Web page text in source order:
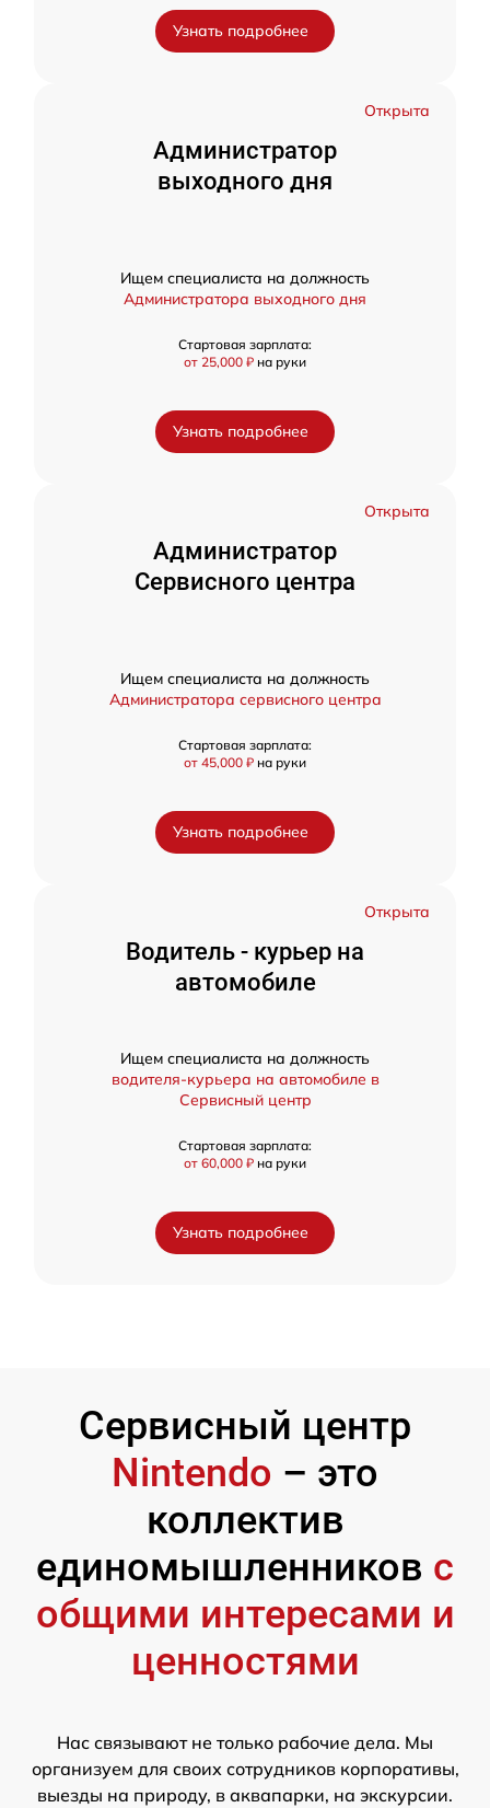
Узнать подробнее
Открыта
Администратор
выходного дня
Ищем специалиста на должность
Администратора выходного дня
Стартовая зарплата:
от 25,000 ₽ на руки
Узнать подробнее
Открыта
Администратор
Сервисного центра
Ищем специалиста на должность
Администратора сервисного центра
Стартовая зарплата:
от 45,000 ₽ на руки
Узнать подробнее
Открыта
Водитель - курьер на
автомобиле
Ищем специалиста на должность
водителя-курьера на автомобиле в
Сервисный центр
Стартовая зарплата:
от 60,000 ₽ на руки
Узнать подробнее
Сервисный центр
Nintendo – это
коллектив
единомышленников с
общими интересами и
ценностями
Нас связывают не только рабочие дела. Мы
организуем для своих сотрудников корпоративы,
выезды на природу, в аквапарки, на экскурсии.